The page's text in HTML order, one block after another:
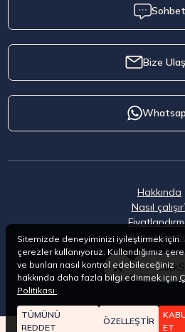
Sohbet
Bize
Hakkında
Nasıl
Hizmet
Sitemizde deneyiminizi iyileştirmek için
çerezler kullanıyoruz. Kullandığımız
ve bunları nasıl kontrol edebileceğiniz
hakkında daha fazla bilgi edinmek için
Politikası .
TÜMÜNÜ
REDDET
ÖZELLEŞTİR
ET